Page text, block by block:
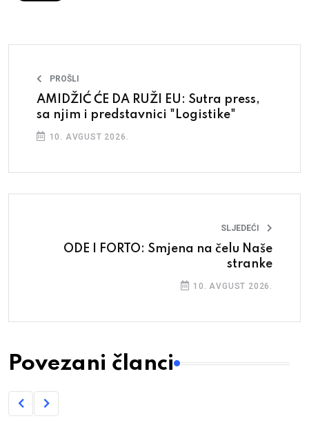
PROŠLI
AMIDŽIĆ ĆE DA RUŽI EU: Sutra press,
sa njim i predstavnici "Logistike"
10. AVGUST 2026.
SLJEDEĆI
ODE I FORTO: Smjena na čelu Naše
stranke
10. AVGUST 2026.
Povezani članci